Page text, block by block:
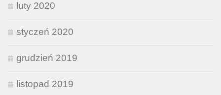
luty 2020
styczeń 2020
grudzień 2019
listopad 2019